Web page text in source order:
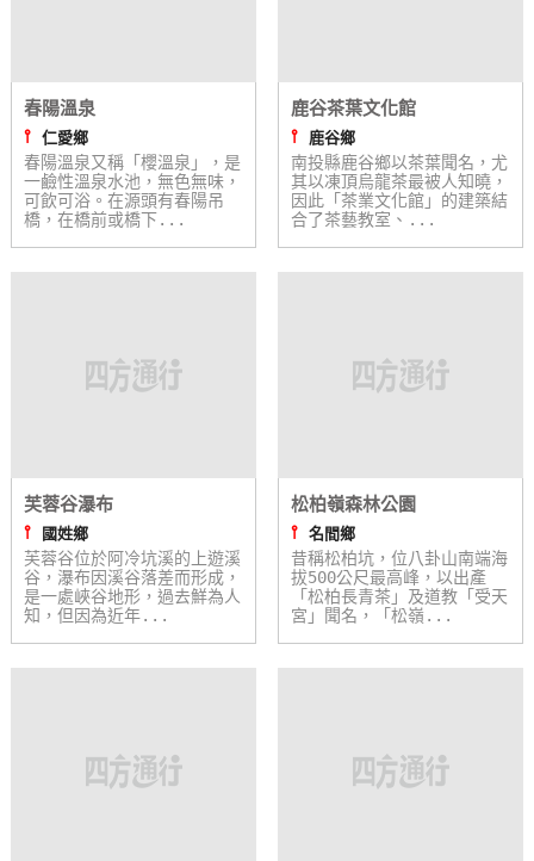
廠
商
合
作
旅
宣
傳
春陽溫泉
⫯ 仁愛鄉
春陽溫泉又稱「櫻溫泉」，是
一鹼性溫泉水池，無色無味，
可飲可浴。在源頭有春陽吊
橋，在橋前或橋下...
鹿谷茶葉文化館
⫯
鹿谷鄉
南投縣鹿谷鄉以茶葉聞名，尤
其以凍頂烏龍茶最被人知曉，
因此「茶業文化館」的建築結
合了茶藝教室、...
芙蓉谷瀑布
⫯
國姓鄉
芙蓉谷位於阿冷坑溪的上遊溪
谷，瀑布因溪谷落差而形成，
是一處峽谷地形，過去鮮為人
知，但因為近年...
松柏嶺森林公園
⫯ 名間鄉
昔稱松柏坑，位八卦山南端海
拔500公尺最高峰，以出產
「松柏長青茶」及道教「受天
宮」聞名，「松嶺...